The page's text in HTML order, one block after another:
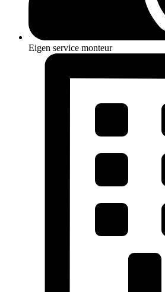
Eigen service monteur